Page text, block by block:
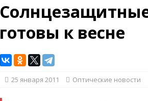
готовы к весне
25 января 2011 Оптические новости